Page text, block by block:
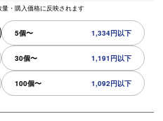
量・購入価格に反映されます
5個〜 1,334円以下
30個〜 1,191円以下
100個〜 1,092円以下